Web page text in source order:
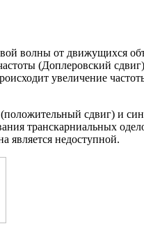
волны от движущихся
(Доплеровский
увеличение
сдвиг) и
транскарниальных
является недоступной.